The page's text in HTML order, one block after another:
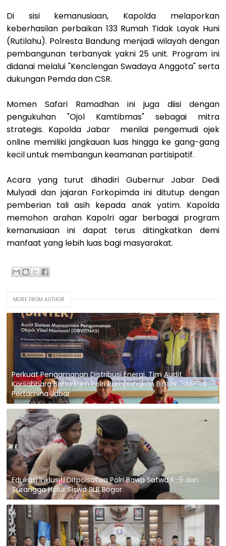
Di sisi kemanusiaan, Kapolda melaporkan
keberhasilan perbaikan 133 Rumah Tidak Layak Huni
(Rutilahu). Polresta Bandung menjadi wilayah dengan
pembangunan terbanyak yakni 25 unit. Program ini
didanai melalui "Kenclengan Swadaya Anggota" serta
dukungan Pemda dan CSR.
Momen Safari Ramadhan ini juga diisi dengan
pengukuhan "Ojol Kamtibmas" sebagai mitra
strategis. Kapolda Jabar menilai pengemudi ojek
online memiliki jangkauan luas hingga ke gang-gang
kecil untuk membangun keamanan partisipatif.
Acara yang turut dihadiri Gubernur Jabar Dedi
Mulyadi dan jajaran Forkopimda ini ditutup dengan
pemberian tali asih kepada anak yatim. Kapolda
memohon arahan Kapolri agar berbagai program
kemanusiaan ini dapat terus ditingkatkan demi
manfaat yang lebih luas bagi masyarakat.
MORE FROM AUTHOR
Perkuat Pengamanan Distribusi Energi, Tim Audit
Korsabhara Baharkam Polri Rampungkan Bintek "SMP" di
Pertamina Jabar
Edukasi Inklusif, Ditpolsatwa Polri Bawa Satwa K-9 dan
Turangga Hibur Siswa SLB Bogor